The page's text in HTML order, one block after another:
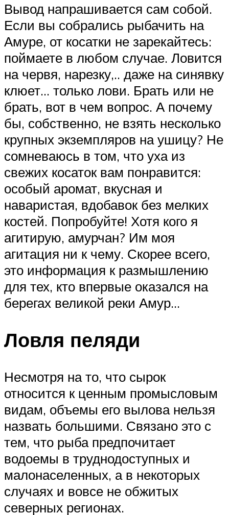
Вывод напрашивается сам собой.
Если вы собрались рыбачить на
Амуре, от косатки не зарекайтесь:
поймаете в любом случае. Ловится
на червя, нарезку,.. даже на синявку
клюет… только лови. Брать или не
брать, вот в чем вопрос. А почему
бы, собственно, не взять несколько
крупных экземпляров на ушицу? Не
сомневаюсь в том, что уха из
свежих косаток вам понравится:
особый аромат, вкусная и
наваристая, вдобавок без мелких
костей. Попробуйте! Хотя кого я
агитирую, амурчан? Им моя
агитация ни к чему. Скорее всего,
это информация к размышлению
для тех, кто впервые оказался на
берегах великой реки Амур…
Ловля пеляди
Несмотря на то, что сырок
относится к ценным промысловым
видам, объемы его вылова нельзя
назвать большими. Связано это с
тем, что рыба предпочитает
водоемы в труднодоступных и
малонаселенных, а в некоторых
случаях и вовсе не обжитых
северных регионах.